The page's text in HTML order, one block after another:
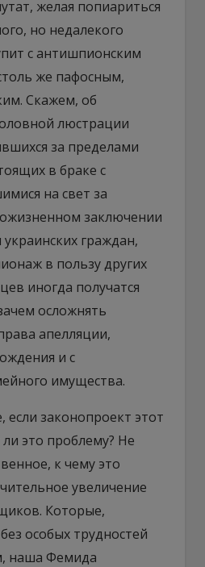
желая попиариться
но недалекого
с антишпионским
же пафосным,
Скажем, об
люстрации
за пределами
в браке с
на свет за
заключении
граждан,
в пользу других
иногда получатся
осложнять
апелляции,
и с
имущества.
законопроект этот
это проблему? Не
к чему это
увеличение
Которые,
особых трудностей
наша Фемида